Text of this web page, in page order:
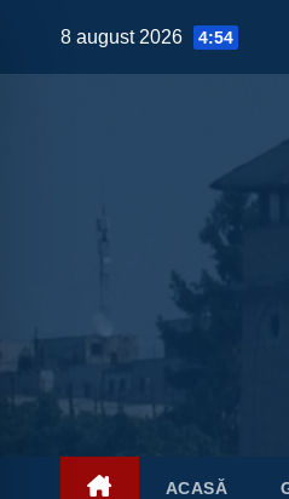
8 august 2026 4:54
ACASĂ